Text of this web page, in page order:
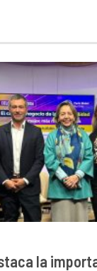
la